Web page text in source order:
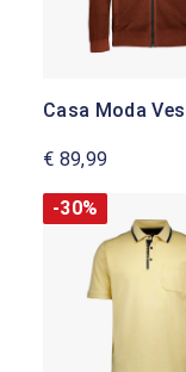
Casa Moda
€ 89,99
-30%